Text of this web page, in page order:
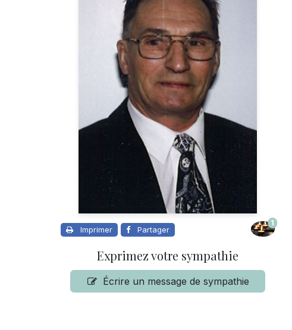
Imprimer Partager
1
Exprimez votre sympathie
Écrire un message de sympathie